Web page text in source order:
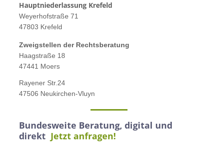
Hauptniederlassung Krefeld
Weyerhofstraße 71
47803 Krefeld
Zweigstellen der Rechtsberatung
Haagstraße 18
47441 Moers
Rayener Str.24
47506 Neukirchen-Vluyn
Bundesweite Beratung, digital und
direkt Jetzt anfragen!